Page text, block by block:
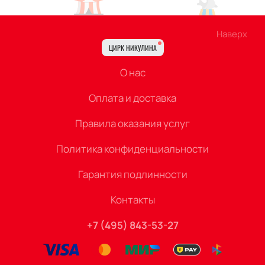
Наверх
ЦИРК НИКУЛИНА
О нас
Оплата и доставка
Правила оказания услуг
Политика конфиденциальности
Гарантия подлинности
Контакты
+7 (495) 843-53-27